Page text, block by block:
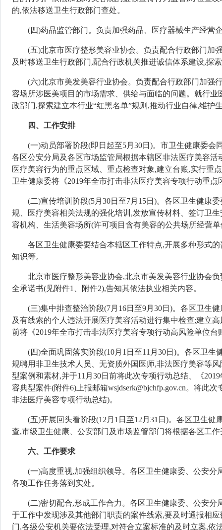
的,依法移送卫生行政部门查处。
(四)药品监管部门。 负责加强药品、医疗器械生产经营
(五)北京市医疗整形美容业协会。 负责配合行政部门加
及时移送卫生行政部门,配合行政机关推进诚信体系建设,探
(六)北京市美发美容行业协会。 负责配合行政部门加强
容场所涉医美项目的市场需求、供给与面临的问题。就行
政部门,探索建立本行业“红黑名单”规则,推动行业自律,维护
四、工作安排
(一)动员部署阶段(即日起至5月 30日)。 市卫生健康委会
各区公安分局及各区市场监管局根据本辖区非法医疗美容活
医疗美容行为的重点区域、重点检查对象,建立台账,实行重
卫生健康委将《2019年全市打击非法医疗美容专项行动重点
(二)宣传培训阶段(5月 30日至7月15日)。 各区卫生健康委
规、医疗美容相关法规的强化培训,发放宣传材料、签订卫
容机构、生活美容场所(许可项目含有美容的公共场所经营
各区卫生健康委要结合本辖区工作特点,开展多种形式
知识等。
北京市医疗整形美容业协会,北京市美发美容行业协会
全承诺书(见附件1、附件2),告知其依法执业相关内容。
(三)集中排查整治阶段(7月16日至9月30日)。 各区卫生健
及有线索的个人违法开展医疗美容活动进行集中检查;建立高
前将《2019年全市打击非法医疗美容专项行动高风险单位台
(四)全面巩固落实阶段(10月1日至11月30日)。 各区卫生
规聘用非卫生技术人员、无资质外国医师,非法医疗美容等
型案例和素材,并于11月30日前将此次专项行动总结、《
容典型案件(附件6)上报邮箱wsjdserk@bjchfp.gov.cn。将此次
非法医疗美容专项行动总结)。
(五)开展回头看阶段(12月1日至12月31日)。 各区卫生健
查,市级卫生健康、公安部门 及市场监管部门将根据各区工
六、工作要求
(一)高度重视,加强组织领导。 各区卫生健康委 、公安分
各项工作任务落到实处。
(二)密切配合,形成工作合力。 各区卫生健康委、公安分
于工作中发现涉及其他部门职责的案件线索,要及时通报相
门,各级公安机关要依法受理,对符合立案标准的及时立案,